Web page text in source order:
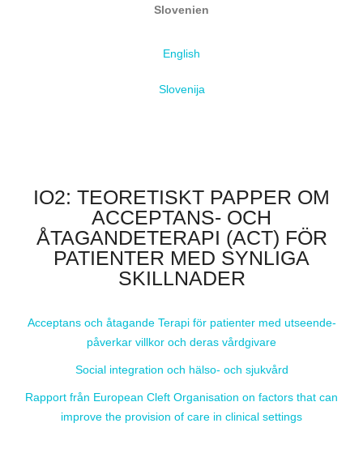
Slovenien
English
Slovenija
IO2: TEORETISKT PAPPER OM
ACCEPTANS- OCH
ÅTAGANDETERAPI (ACT) FÖR
PATIENTER MED SYNLIGA
SKILLNADER
Acceptans och åtagande Terapi för patienter med utseende-
påverkar villkor och deras vårdgivare
Social integration och hälso- och sjukvård
Rapport från European Cleft Organisation on factors that can
improve the provision of care in clinical settings